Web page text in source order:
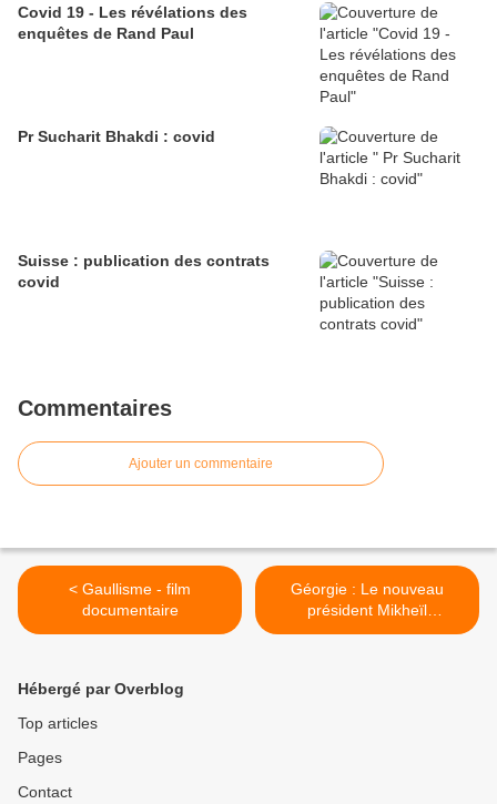
Covid 19 - Les révélations des
enquêtes de Rand Paul
Pr Sucharit Bhakdi : covid
Suisse : publication des contrats
covid
Commentaires
Ajouter un commentaire
< Gaullisme - film
documentaire
Géorgie : Le nouveau
président Mikheïl
Kavelachvili investi, la pro-
Hébergé par Overblog
Top articles
Pages
Contact